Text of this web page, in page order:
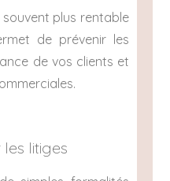
souvent plus rentable
de prévenir les
de vos clients et
litiges